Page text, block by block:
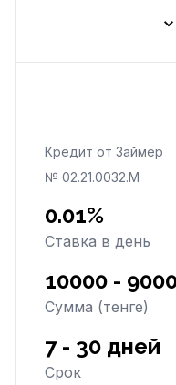
Кредит от Займер
№ 02.21.0032.М
0.01%
Ставка в день
10000 -
Сумма (тенге)
7 - 30 дней
Срок